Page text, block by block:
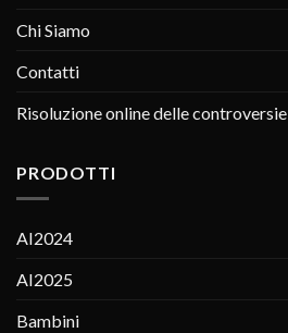
Chi Siamo
Contatti
Risoluzione online delle controversie
PRODOTTI
AI2024
AI2025
Bambini